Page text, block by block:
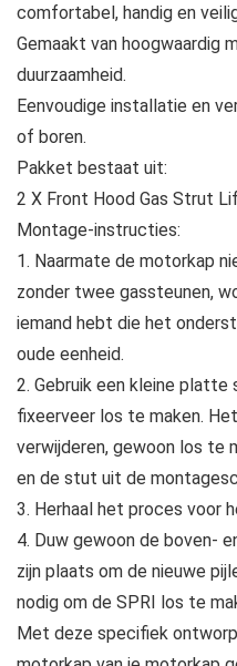
comfortabel, handig en
Gemaakt van hoogwaardig
duurzaamheid.
Eenvoudige installatie en
of boren.
Pakket bestaat uit:
2 X Front Hood Gas Strut
Montage-instructies:
1. Naarmate de motorkap
zonder twee gassteunen,
iemand hebt die het
oude eenheid.
2. Gebruik een kleine platte
fixeerveer los te maken.
verwijderen, gewoon los te
en de stut uit de
3. Herhaal het proces voor
4. Duw gewoon de boven-
zijn plaats om de nieuwe
nodig om de SPRI los te
Met deze specifiek